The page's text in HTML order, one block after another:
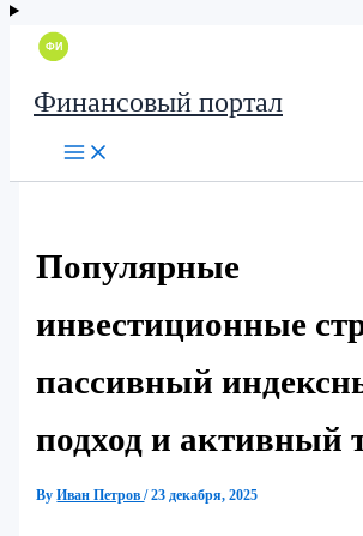
Финансовый портал
Популярные
инвестиционные
пассивный
подход и активный
ByИван Петров/23 декабря, 2025